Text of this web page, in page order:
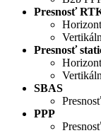
Presnosť
Presnosť
SBAS
PPP